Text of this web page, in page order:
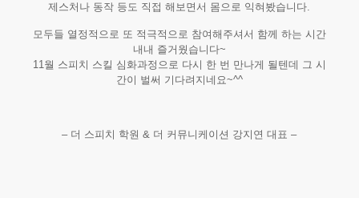
제스처나 동작 등도 직접 해보면서 몸으로 익혀봤습니다.
모두들 열정적으로 또 적극적으로 참여해주셔서 함께 하는 시간
내내 즐거웠습니다~
11월 스피치 스킬 심화과정으로 다시 한 번 만나게 될텐데 그 시
간이 벌써 기다려지네요~^^
– 더 스피치 학원 & 더 커뮤니케이션 강지연 대표 –